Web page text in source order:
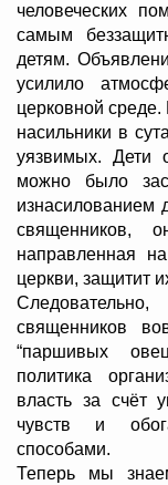
человеческих
самым
детям.
усилило
церковной среде.
насильники в
уязвимых. Дети
можно было
изнасилованием
священников,
направленная
церкви, защитит
священников
“паршивых
политика
власть за счёт
чувств и
способами.
Теперь мы